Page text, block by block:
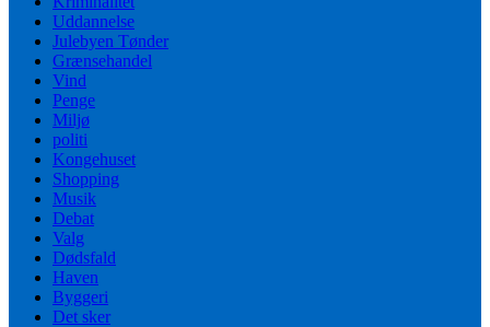
Uddannelse
Julebyen Tønder
Grænsehandel
Vind
Penge
Miljø
politi
Kongehuset
Shopping
Musik
Debat
Valg
Dødsfald
Haven
Byggeri
Det sker